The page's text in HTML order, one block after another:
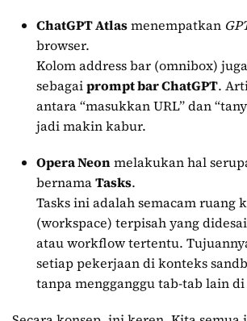
ChatGPT Atlasmenempatkan
browser.
Kolom address bar (omnibox)
sebagaiprompt bar ChatGPT.
antara “masukkan URL” dan
jadi makin kabur.
Opera Neonmelakukan hal
bernamaTasks.
Tasks ini adalah semacam ruang
(workspace) terpisah yang
atau workflow tertentu.
setiap pekerjaan di konteks
tanpa mengganggu tab-tab lain